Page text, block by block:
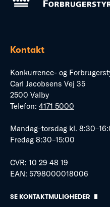
Kontakt
Konkurrence- og
Carl Jacobsens Vej 35
2500 Valby
Telefon: 4171 5000
Mandag–torsdag kl.
Fredag 8:30–15:00
CVR: 10 29 48 19
EAN: 5798000018006
SE KONTAKTMULIGHEDER